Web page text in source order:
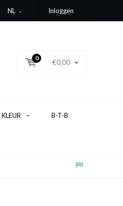
NL Inloggen
0
€0,00
KLEUR B-T-B